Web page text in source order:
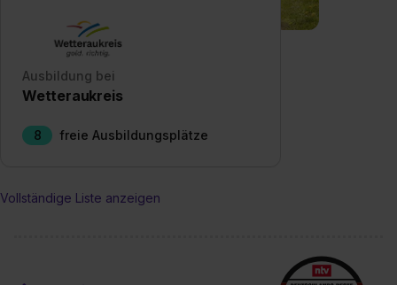
Einstellungen“ widerrufen. Weitere Informationen zu den
einzelnen Cookies findest du durch Klick auf „Details
Impressum
Ausbildung bei
Wetteraukreis
8 freie Ausbildungsplätze
Vollständige Liste anzeigen